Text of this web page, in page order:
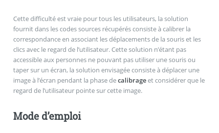
Cette difficulté est vraie pour tous les utilisateurs, la solution
fournit dans les codes sources récupérés consiste à calibrer la
correspondance en associant les déplacements de la souris et les
clics avec le regard de l’utilisateur. Cette solution n’étant pas
accessible aux personnes ne pouvant pas utiliser une souris ou
taper sur un écran, la solution envisagée consiste à déplacer une
image à l’écran pendant la phase decalibrageet considérer que le
regard de l’utilisateur pointe sur cette image.
Mode d’emploi